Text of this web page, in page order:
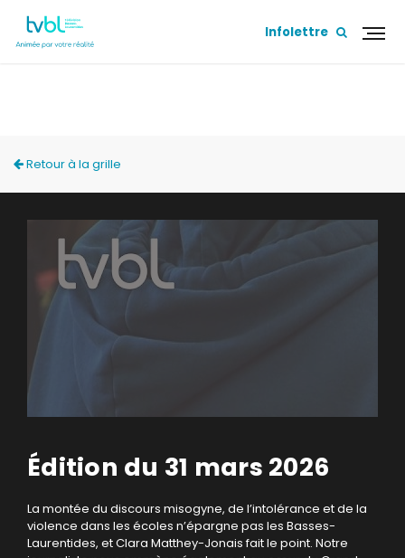
Infolettre
Retour à la grille
Édition du 31 mars 2026
La montée du discours misogyne, de l’intolérance et de la
violence dans les écoles n’épargne pas les Basses-
Laurentides, et Clara Matthey-Jonais fait le point. Notre